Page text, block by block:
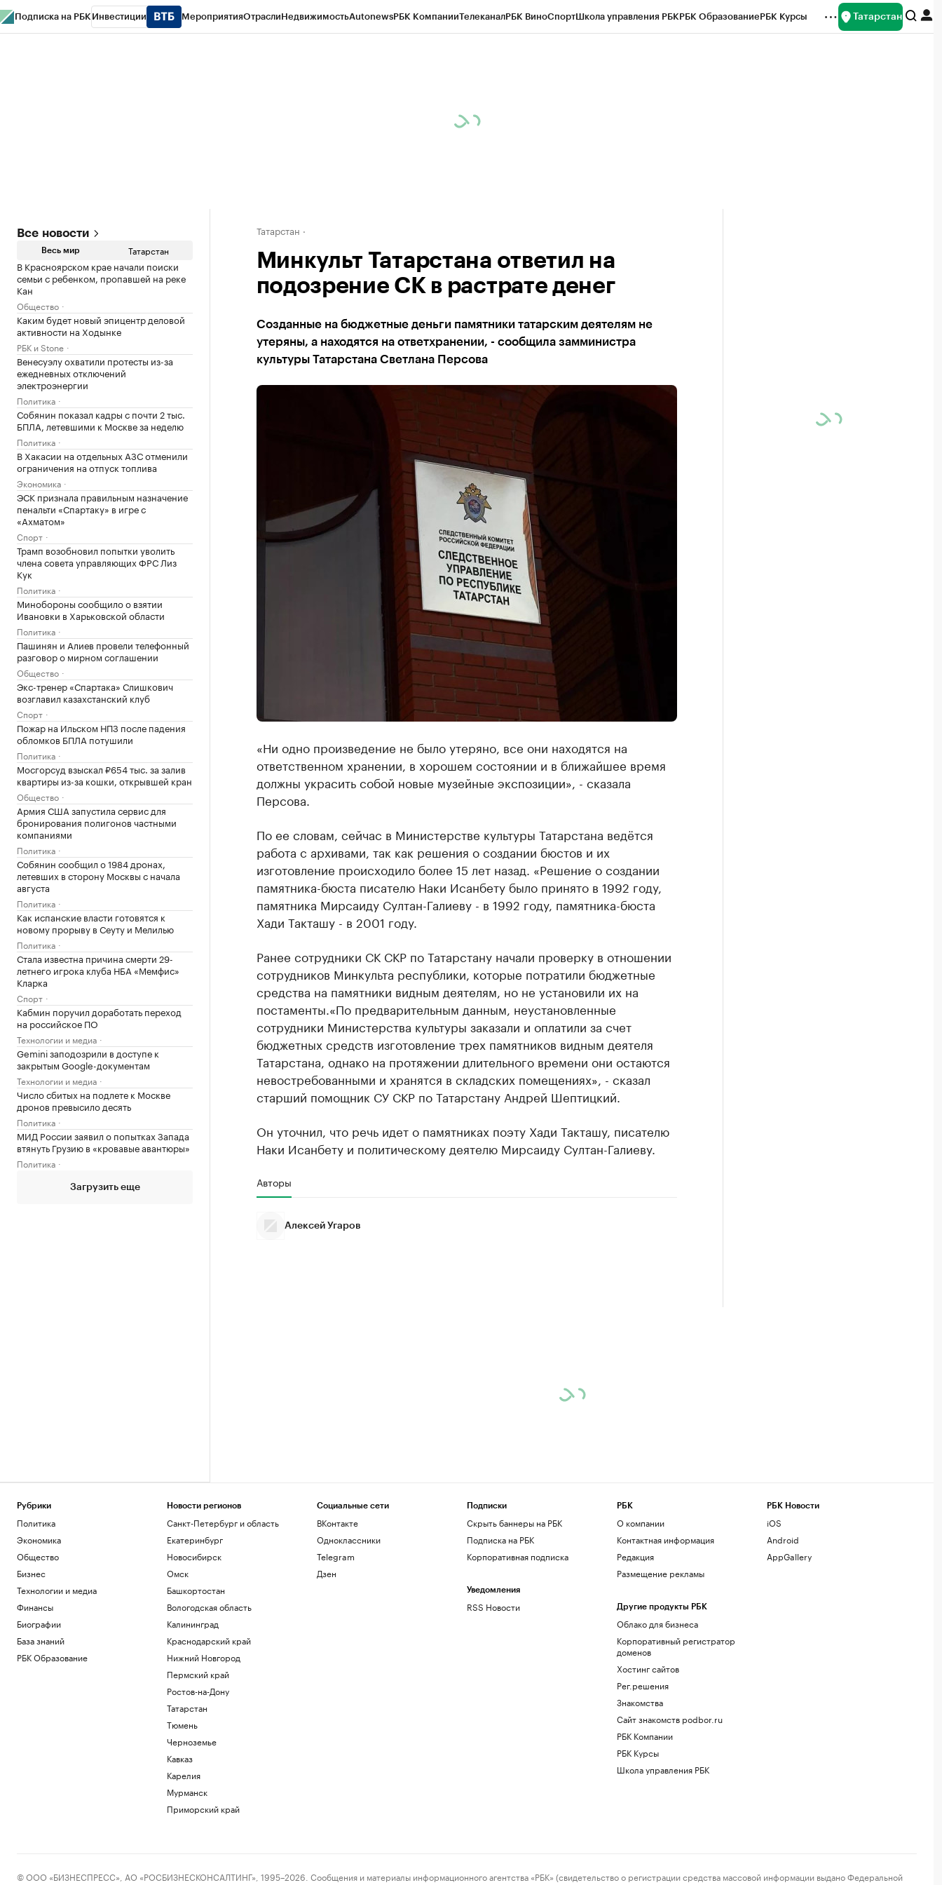
Подписка на РБК Инвестиции МероприятияОтраслиНедвижимостьAutonewsРБК КомпанииТелеканалРБК ВиноСпортШкола управления РБКРБК ОбразованиеРБК Курсы Татарстан
Все новости
Весь мир Татарстан
В Красноярском крае начали поиски
семьи с ребенком, пропавшей на реке
Кан
Общество
Каким будет новый эпицентр деловой
активности на Ходынке
РБК и Stone
Венесуэлу охватили протесты из-за
ежедневных отключений
электроэнергии
Политика
Собянин показал кадры с почти 2 тыс.
БПЛА, летевшими к Москве за неделю
Политика
В Хакасии на отдельных АЗС отменили
ограничения на отпуск топлива
Экономика
ЭСК признала правильным назначение
пенальти «Спартаку» в игре с
«Ахматом»
Спорт
Трамп возобновил попытки уволить
члена совета управляющих ФРС Лиз
Кук
Политика
Минобороны сообщило о взятии
Ивановки в Харьковской области
Политика
Пашинян и Алиев провели телефонный
разговор о мирном соглашении
Общество
Экс-тренер «Спартака» Слишкович
возглавил казахстанский клуб
Спорт
Пожар на Ильском НПЗ после падения
обломков БПЛА потушили
Политика
Мосгорсуд взыскал ₽654 тыс. за залив
квартиры из-за кошки, открывшей кран
Общество
Армия США запустила сервис для
бронирования полигонов частными
компаниями
Политика
Собянин сообщил о 1984 дронах,
летевших в сторону Москвы с начала
августа
Политика
Как испанские власти готовятся к
новому прорыву в Сеуту и Мелилью
Политика
Стала известна причина смерти 29-
летнего игрока клуба НБА «Мемфис»
Кларка
Спорт
Кабмин поручил доработать переход
на российское ПО
Технологии и медиа
Gemini заподозрили в доступе к
закрытым Google-документам
Технологии и медиа
Число сбитых на подлете к Москве
дронов превысило десять
Политика
МИД России заявил о попытках Запада
втянуть Грузию в «кровавые авантюры»
Политика
Загрузить еще
Татарстан
Минкульт Татарстана ответил на
подозрение СК в растрате денег
Созданные на бюджетные деньги памятники татарским деятелям не
утеряны, а находятся на ответхранении, - сообщила замминистра
культуры Татарстана Светлана Персова
«Ни одно произведение не было утеряно, все они находятся на
ответственном хранении, в хорошем состоянии и в ближайшее время
должны украсить собой новые музейные экспозиции», - сказала
Персова.
По ее словам, сейчас в Министерстве культуры Татарстана ведётся
работа с архивами, так как решения о создании бюстов и их
изготовление происходило более 15 лет назад. «Решение о создании
памятника-бюста писателю Наки Исанбету было принято в 1992 году,
памятника Мирсаиду Султан-Галиеву - в 1992 году, памятника-бюста
Хади Такташу - в 2001 году.
Ранее сотрудники СК СКР по Татарстану начали проверку в отношении
сотрудников Минкульта республики, которые потратили бюджетные
средства на памятники видным деятелям, но не установили их на
постаменты.«По предварительным данным, неустановленные
сотрудники Министерства культуры заказали и оплатили за счет
бюджетных средств изготовление трех памятников видным деятеля
Татарстана, однако на протяжении длительного времени они остаются
невостребованными и хранятся в складских помещениях», - сказал
старший помощник СУ СКР по Татарстану Андрей Шептицкий.
Он уточнил, что речь идет о памятниках поэту Хади Такташу, писателю
Наки Исанбету и политическому деятелю Мирсаиду Султан-Галиеву.
Авторы
Алексей Угаров
Рубрики
Политика
Экономика
Общество
Бизнес
Технологии и медиа
Финансы
Биографии
База знаний
РБК Образование
Новости регионов
Санкт-Петербург и область
Екатеринбург
Новосибирск
Омск
Башкортостан
Вологодская область
Калининград
Краснодарский край
Нижний Новгород
Пермский край
Ростов-на-Дону
Татарстан
Тюмень
Черноземье
Кавказ
Карелия
Мурманск
Приморский край
Социальные сети
ВКонтакте
Одноклассники
Telegram
Дзен
Подписки
Скрыть баннеры на РБК
Подписка на РБК
Корпоративная подписка
Уведомления
RSS Новости
РБК
О компании
Контактная информация
Редакция
Размещение рекламы
Другие продукты РБК
Облако для бизнеса
Корпоративный регистратор
доменов
Хостинг сайтов
Рег.решения
Знакомства
Сайт знакомств podbor.ru
РБК Компании
РБК Курсы
Школа управления РБК
РБК Новости
iOS
Android
AppGallery
© ООО «БИЗНЕСПРЕСС», АО «РОСБИЗНЕСКОНСАЛТИНГ», 1995–2026. Сообщения и материалы информационного агентства «РБК» (свидетельство о регистрации средства массовой информации выдано Федеральной